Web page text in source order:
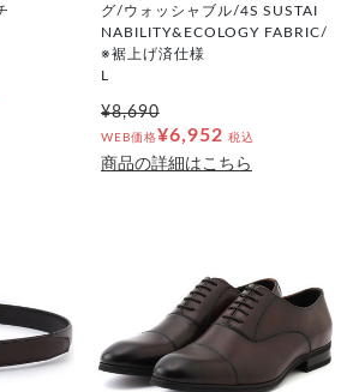
グ/ウォッシャブル/4S SUSTAI
NABILITY&ECOLOGY FABRIC/
※裾上げ済仕様
L
¥8,690
WEB価格¥6,952 税込
商品の詳細はこちら